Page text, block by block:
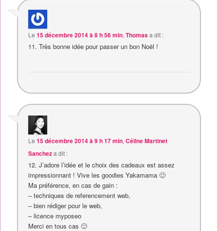
Le15 décembre 2014 à 8 h 56 min,Thomasa dit :
11. Très bonne idée pour passer un bon Noël !
Le15 décembre 2014 à 9 h 17 min,Céline Martinet
Sancheza dit :
12. J’adore l’idée et le choix des cadeaux est assez
impressionnant ! Vive les goodies Yakamama 🙂
Ma préférence, en cas de gain :
– techniques de referencement web,
– bien rédiger pour le web,
– licence myposeo
Merci en tous cas 🙂